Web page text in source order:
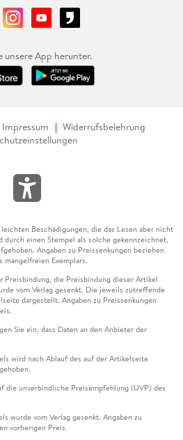
unsere App herunter.
Impressum
Widerrufsbelehrung
Beschädigungen, die das Lesen aber nicht
durch einen Stempel als solche gekennzeichnet.
Angaben zu Preissenkungen beziehen
mangelfreien Exemplars.
die Preisbindung dieser Artikel
vom Verlag gesenkt. Die jeweils zutreffende
dargestellt. Angaben zu Preissenkungen
Sie ein, dass Daten an den Anbieter der
wird nach Ablauf des auf der Artikelseite
die unverbindliche Preisempfehlung (UVP) des
wurde vom Verlag gesenkt. Angaben zu
vorherigen Preis.